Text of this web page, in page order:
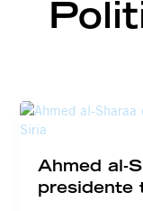
Ahmed al-
presidente